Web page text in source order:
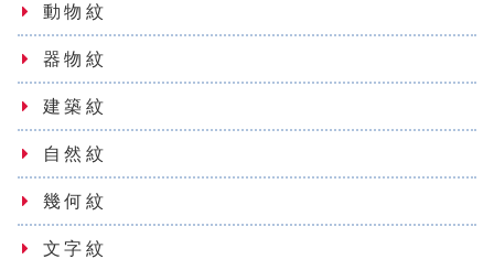
動物紋
器物紋
建築紋
自然紋
幾何紋
文字紋